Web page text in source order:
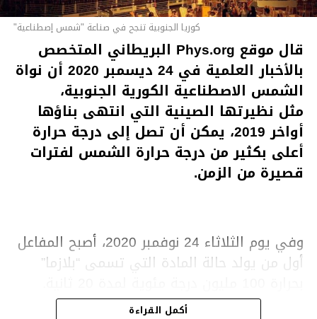
كوريا الجنوبية تنجح في صناعة "شمس إصطناعية"
قال موقع Phys.org البريطاني المتخصص
بالأخبار العلمية في 24 ديسمبر 2020 أن نواة
الشمس الاصطناعية الكورية الجنوبية،
مثل نظيرتها الصينية التي انتهى بناؤها
أواخر 2019، يمكن أن تصل إلى درجة حرارة
أعلى بكثير من درجة حرارة الشمس لفترات
قصيرة من الزمن.
وفي يوم الثلاثاء 24 نوفمبر 2020، أصبح المفاعل
أول من يولد حالة المادة التي تسمى “بلازما”
أكمل القراءة